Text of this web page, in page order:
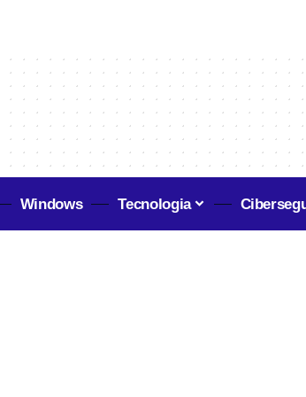
Windows Tecnologia